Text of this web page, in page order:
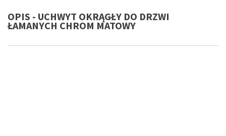
OPIS - UCHWYT OKRĄGŁY DO DRZWI
ŁAMANYCH CHROM MATOWY